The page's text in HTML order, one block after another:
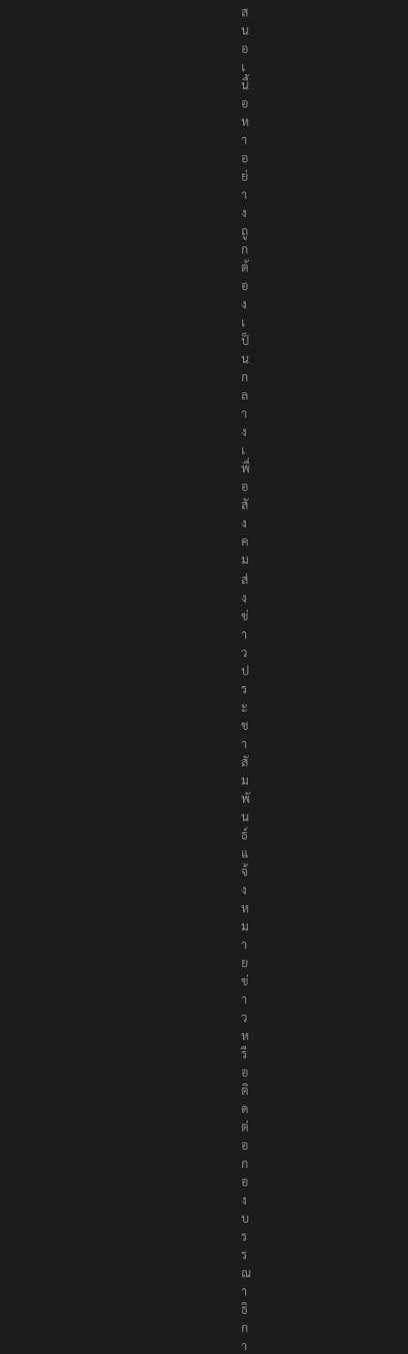
ส
น
อ
เ
นื้
อ
ห
า
อ
ย่
า
ง
ถู
ก
ต้
อ
ง
เ
ป็
น
ก
ล
า
ง
เ
พื่
อ
สั
ง
ค
ม
ส่
ง
ข่
า
ว
ป
ร
ะ
ช
า
สั
ม
พั
น
ธ์
แ
จ้
ง
ห
ม
า
ย
ข่
า
ว
ห
รื
อ
ติ
ด
ต่
อ
ก
อ
ง
บ
ร
ร
ณ
า
ธิ
ก
า